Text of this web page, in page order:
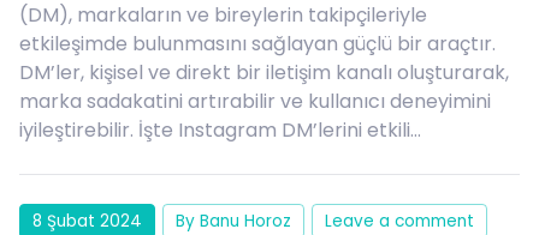
(DM), markaların ve bireylerin takipçileriyle
etkileşimde bulunmasını sağlayan güçlü bir araçtır.
DM’ler, kişisel ve direkt bir iletişim kanalı oluşturarak,
marka sadakatini artırabilir ve kullanıcı deneyimini
iyileştirebilir. İşte Instagram DM’lerini etkili…
8 Şubat 2024 By Banu Horoz Leave a comment